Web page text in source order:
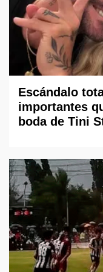
Escándalo
importantes
boda de Tini